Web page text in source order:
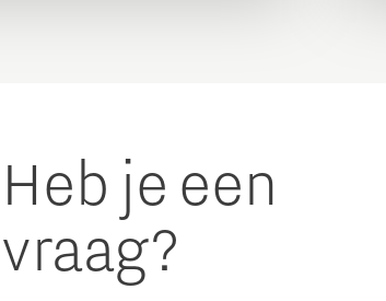
Heb je een
vraag?